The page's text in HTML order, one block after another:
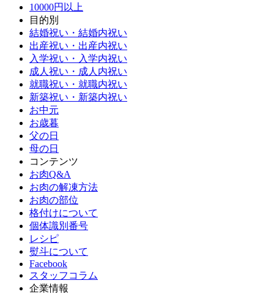
10000円以上
目的別
結婚祝い・結婚内祝い
出産祝い・出産内祝い
入学祝い・入学内祝い
成人祝い・成人内祝い
就職祝い・就職内祝い
新築祝い・新築内祝い
お中元
お歳暮
父の日
母の日
コンテンツ
お肉Q&A
お肉の解凍方法
お肉の部位
格付けについて
個体識別番号
レシピ
熨斗について
Facebook
スタッフコラム
企業情報